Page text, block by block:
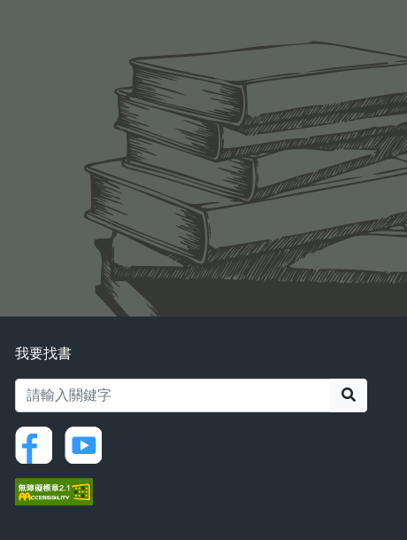
我要找書